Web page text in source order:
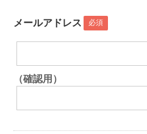
メールアドレス 必須
（確認用）